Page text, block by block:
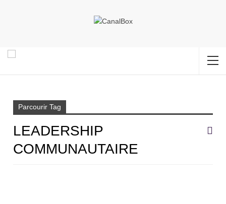
Parcourir Tag
LEADERSHIP
COMMUNAUTAIRE